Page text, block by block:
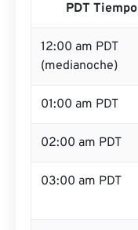
PDT Tiempo
12:00 am PDT
(medianoche)
01:00 am PDT
02:00 am PDT
03:00 am PDT